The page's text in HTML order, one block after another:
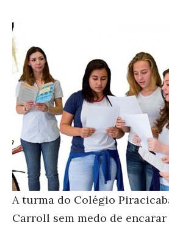
A turma do Colégio
Carroll sem medo de